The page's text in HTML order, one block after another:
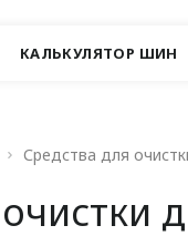
КАЛЬКУЛЯТОР ШИН
Средства для